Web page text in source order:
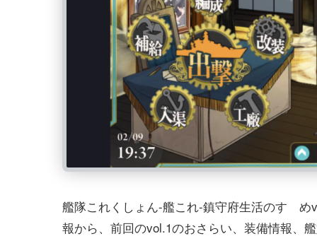
艦隊これくしょん-艦これ-鎮守府生活のすゝ
報から、前回のvol.1のおさらい、装備情報、